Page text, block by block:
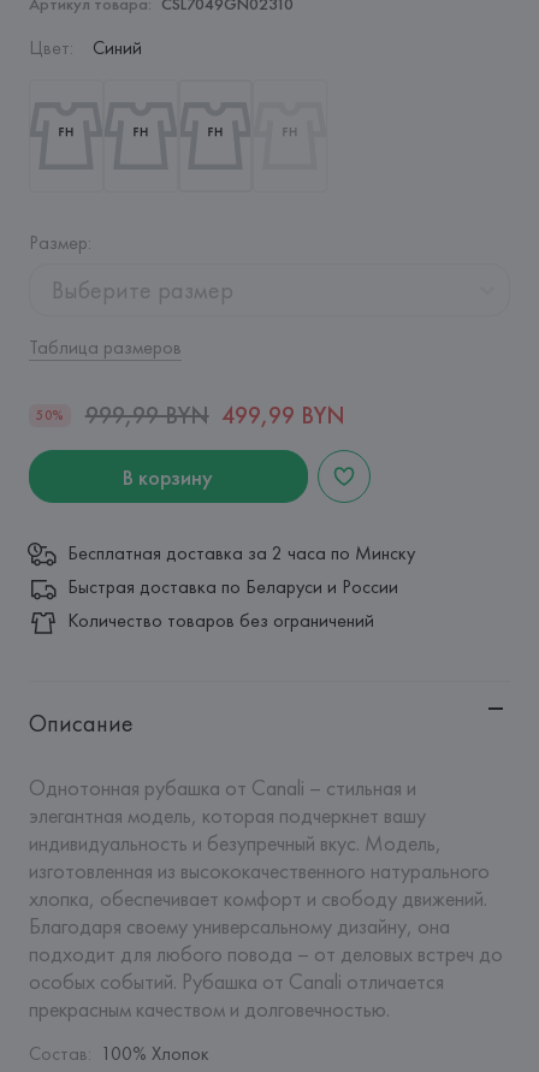
Цвет: Синий
Размер:
Выберите размер
Таблица размеров
50% 999,99 BYN 499,99 BYN
В корзину
Бесплатная доставка за 2 часа по Минску
Быстрая доставка по Беларуси и России
Количество товаров без ограничений
Описание
Однотонная рубашка от Canali – стильная и
элегантная модель, которая подчеркнет вашу
индивидуальность и безупречный вкус. Модель,
изготовленная из высококачественного натурального
хлопка, обеспечивает комфорт и свободу движений.
Благодаря своему универсальному дизайну, она
подходит для любого повода – от деловых встреч до
особых событий. Рубашка от Canali отличается
прекрасным качеством и долговечностью.
Состав: 100% Хлопок